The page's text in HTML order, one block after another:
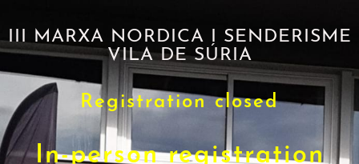
III MARXA NORDICA I SENDERISME
VILA DE SÚRIA
Registration closed
In-person registration